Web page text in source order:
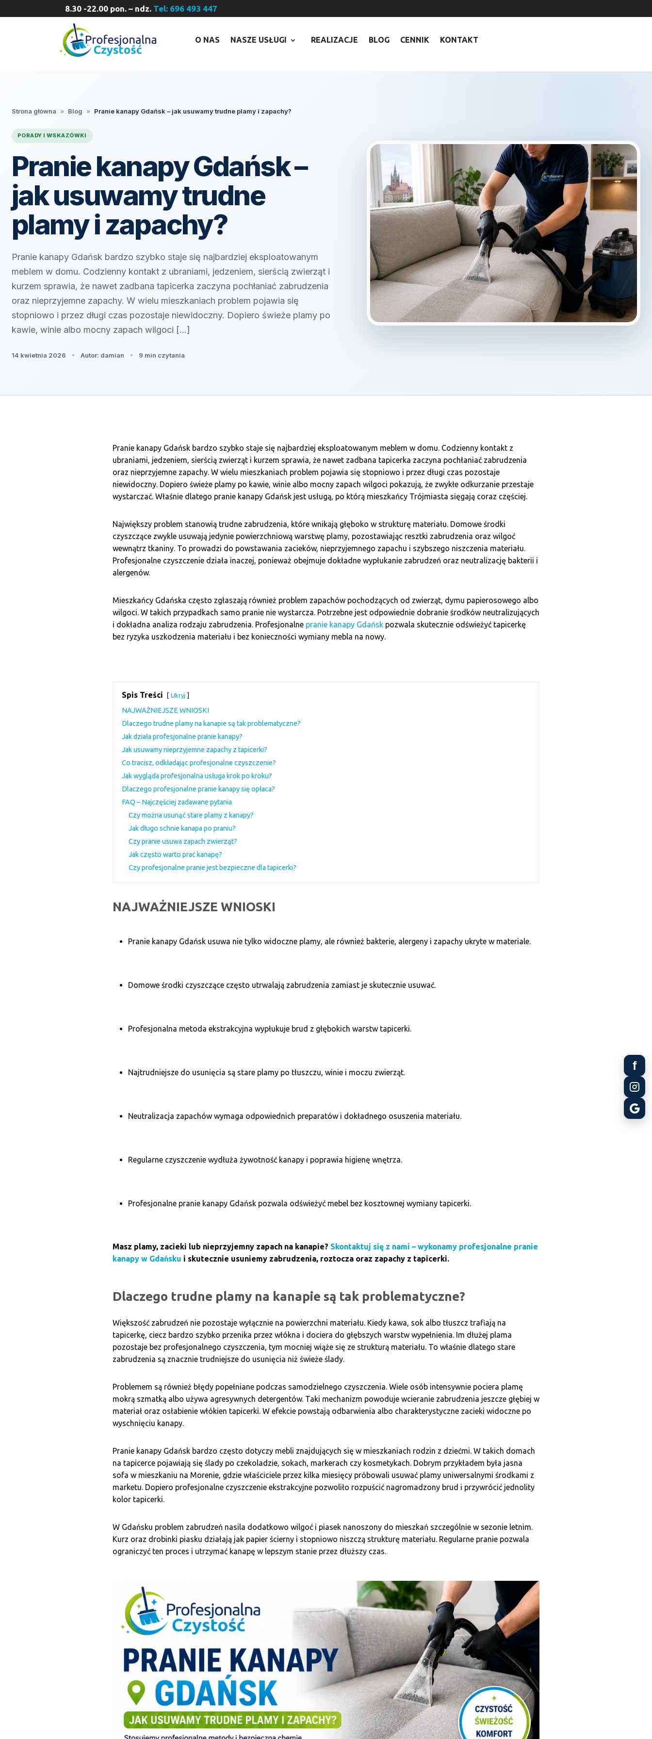
8.30 -22.00 pon. – ndz. Tel: 696 493 447
O NAS NASZE USŁUGI REALIZACJE BLOG CENNIK KONTAKT
Strona główna » Blog » Pranie kanapy Gdańsk – jak usuwamy trudne plamy i zapachy?
PORADY I WSKAZÓWKI
Pranie kanapy Gdańsk –
jak usuwamy trudne
plamy i zapachy?
Pranie kanapy Gdańsk bardzo szybko staje się najbardziej eksploatowanym
meblem w domu. Codzienny kontakt z ubraniami, jedzeniem, sierścią zwierząt i
kurzem sprawia, że nawet zadbana tapicerka zaczyna pochłaniać zabrudzenia
oraz nieprzyjemne zapachy. W wielu mieszkaniach problem pojawia się
stopniowo i przez długi czas pozostaje niewidoczny. Dopiero świeże plamy po
kawie, winie albo mocny zapach wilgoci […]
14 kwietnia 2026 Autor: damian 9 min czytania
Pranie kanapy Gdańsk bardzo szybko staje się najbardziej eksploatowanym meblem w domu. Codzienny kontakt z
ubraniami, jedzeniem, sierścią zwierząt i kurzem sprawia, że nawet zadbana tapicerka zaczyna pochłaniać zabrudzenia
oraz nieprzyjemne zapachy. W wielu mieszkaniach problem pojawia się stopniowo i przez długi czas pozostaje
niewidoczny. Dopiero świeże plamy po kawie, winie albo mocny zapach wilgoci pokazują, że zwykłe odkurzanie przestaje
wystarczać. Właśnie dlatego pranie kanapy Gdańsk jest usługą, po którą mieszkańcy Trójmiasta sięgają coraz częściej.
Największy problem stanowią trudne zabrudzenia, które wnikają głęboko w strukturę materiału. Domowe środki
czyszczące zwykle usuwają jedynie powierzchniową warstwę plamy, pozostawiając resztki zabrudzenia oraz wilgoć
wewnątrz tkaniny. To prowadzi do powstawania zacieków, nieprzyjemnego zapachu i szybszego niszczenia materiału.
Profesjonalne czyszczenie działa inaczej, ponieważ obejmuje dokładne wypłukanie zabrudzeń oraz neutralizację bakterii i
alergenów.
Mieszkańcy Gdańska często zgłaszają również problem zapachów pochodzących od zwierząt, dymu papierosowego albo
wilgoci. W takich przypadkach samo pranie nie wystarcza. Potrzebne jest odpowiednie dobranie środków neutralizujących
i dokładna analiza rodzaju zabrudzenia. Profesjonalne pranie kanapy Gdańsk pozwala skutecznie odświeżyć tapicerkę
bez ryzyka uszkodzenia materiału i bez konieczności wymiany mebla na nowy.
Spis Treści Ukryj
NAJWAŻNIEJSZE WNIOSKI
Dlaczego trudne plamy na kanapie są tak problematyczne?
Jak działa profesjonalne pranie kanapy?
Jak usuwamy nieprzyjemne zapachy z tapicerki?
Co tracisz, odkładając profesjonalne czyszczenie?
Jak wygląda profesjonalna usługa krok po kroku?
Dlaczego profesjonalne pranie kanapy się opłaca?
FAQ – Najczęściej zadawane pytania
Czy można usunąć stare plamy z kanapy?
Jak długo schnie kanapa po praniu?
Czy pranie usuwa zapach zwierząt?
Jak często warto prać kanapę?
Czy profesjonalne pranie jest bezpieczne dla tapicerki?
NAJWAŻNIEJSZE WNIOSKI
Pranie kanapy Gdańsk usuwa nie tylko widoczne plamy, ale również bakterie, alergeny i zapachy ukryte w materiale.
Domowe środki czyszczące często utrwalają zabrudzenia zamiast je skutecznie usuwać.
Profesjonalna metoda ekstrakcyjna wypłukuje brud z głębokich warstw tapicerki.
Najtrudniejsze do usunięcia są stare plamy po tłuszczu, winie i moczu zwierząt.
Neutralizacja zapachów wymaga odpowiednich preparatów i dokładnego osuszenia materiału.
Regularne czyszczenie wydłuża żywotność kanapy i poprawia higienę wnętrza.
Profesjonalne pranie kanapy Gdańsk pozwala odświeżyć mebel bez kosztownej wymiany tapicerki.
Masz plamy, zacieki lub nieprzyjemny zapach na kanapie? Skontaktuj się z nami – wykonamy profesjonalne pranie
kanapy w Gdańsku i skutecznie usuniemy zabrudzenia, roztocza oraz zapachy z tapicerki.
Dlaczego trudne plamy na kanapie są tak problematyczne?
Większość zabrudzeń nie pozostaje wyłącznie na powierzchni materiału. Kiedy kawa, sok albo tłuszcz trafiają na
tapicerkę, ciecz bardzo szybko przenika przez włókna i dociera do głębszych warstw wypełnienia. Im dłużej plama
pozostaje bez profesjonalnego czyszczenia, tym mocniej wiąże się ze strukturą materiału. To właśnie dlatego stare
zabrudzenia są znacznie trudniejsze do usunięcia niż świeże ślady.
Problemem są również błędy popełniane podczas samodzielnego czyszczenia. Wiele osób intensywnie pociera plamę
mokrą szmatką albo używa agresywnych detergentów. Taki mechanizm powoduje wcieranie zabrudzenia jeszcze głębiej w
materiał oraz osłabienie włókien tapicerki. W efekcie powstają odbarwienia albo charakterystyczne zacieki widoczne po
wyschnięciu kanapy.
Pranie kanapy Gdańsk bardzo często dotyczy mebli znajdujących się w mieszkaniach rodzin z dziećmi. W takich domach
na tapicerce pojawiają się ślady po czekoladzie, sokach, markerach czy kosmetykach. Dobrym przykładem była jasna
sofa w mieszkaniu na Morenie, gdzie właściciele przez kilka miesięcy próbowali usuwać plamy uniwersalnymi środkami z
marketu. Dopiero profesjonalne czyszczenie ekstrakcyjne pozwoliło rozpuścić nagromadzony brud i przywrócić jednolity
kolor tapicerki.
W Gdańsku problem zabrudzeń nasila dodatkowo wilgoć i piasek nanoszony do mieszkań szczególnie w sezonie letnim.
Kurz oraz drobinki piasku działają jak papier ścierny i stopniowo niszczą strukturę materiału. Regularne pranie pozwala
ograniczyć ten proces i utrzymać kanapę w lepszym stanie przez dłuższy czas.
f